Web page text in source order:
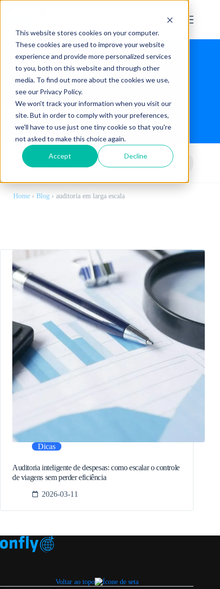
This website stores cookies on your computer.
These cookies are used to improve your website
experience and provide more personalized services
to you, both on this website and through other
media. To find out more about the cookies we use,
see our Privacy Policy.
We won't track your information when you visit our
site. But in order to comply with your preferences,
we'll have to use just one tiny cookie so that you're
not asked to make this choice again.
Accept Decline
Tag:auditoria em larga escala
Home› Blog› auditoria em larga escala
Dicas
Auditoria inteligente de despesas: como escalar o controle
de viagens sem perder eficiência
2026-03-11
Voltar ao topo